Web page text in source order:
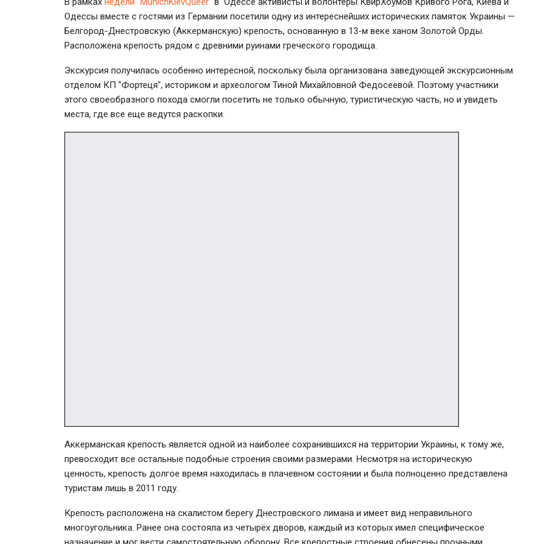
Одессы вместе с гостями из Германии посетили одну из интереснейших исторических памяток Украины —
Белгород-Днестровскую (Аккерманскую) крепость, основанную в 13-м веке ханом Золотой Орды.
Расположена крепость рядом с древними руинами греческого городища.
Экскурсия получилась особенно интересной, поскольку была организована заведующей экскурсионным
отделом КП "Фортеця", историком и археологом Тиной Михайловной Федосеевой. Поэтому участники
этого своеобразного похода смогли посетить не только обычную, туристическую часть, но и увидеть
места, где все еще ведутся раскопки.
Аккерманская крепость является одной из наиболее сохранившихся на территории Украины, к тому же,
превосходит все остальные подобные строения своими размерами. Несмотря на историческую
ценность, крепость долгое время находилась в плачевном состоянии и была полноценно представлена
туристам лишь в 2011 году.
Крепость расположена на скалистом берегу Днестровского лимана и имеет вид неправильного
многоугольника. Ранее она состояла из четырёх дворов, каждый из которых имел специфическое